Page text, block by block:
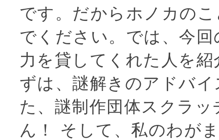
です。だからホノカの
でください。では、今
力を貸してくれた人を
ずは、謎解きのアドバ
た、謎制作団体スクラ
ん！ そして、私のわが